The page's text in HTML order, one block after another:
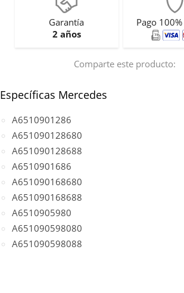
Garantía
2 años
Pago 100%
Comparte este producto:
Específicas Mercedes
A6510901286
A651090128680
A651090128688
A6510901686
A651090168680
A651090168688
A6510905980
A651090598080
A651090598088